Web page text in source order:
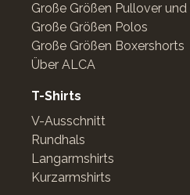
Große Größen Pullover
Große Größen Polos
Große Größen Boxershorts
Über ALCA
T-Shirts
V-Ausschnitt
Rundhals
Langarmshirts
Kurzarmshirts